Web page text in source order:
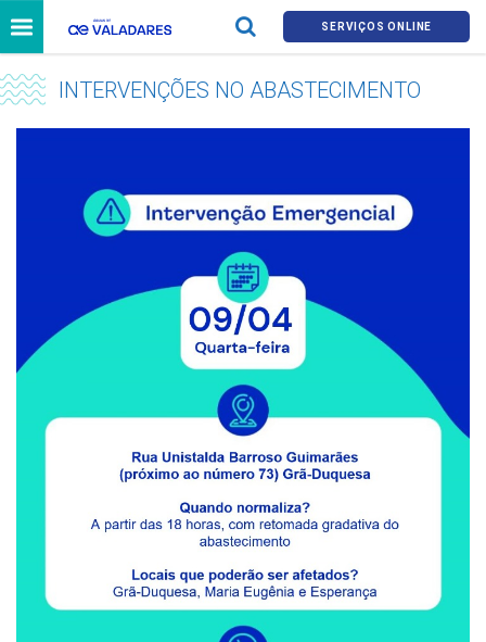
SERVIÇOS ONLINE
INTERVENÇÕES NO ABASTECIMENTO